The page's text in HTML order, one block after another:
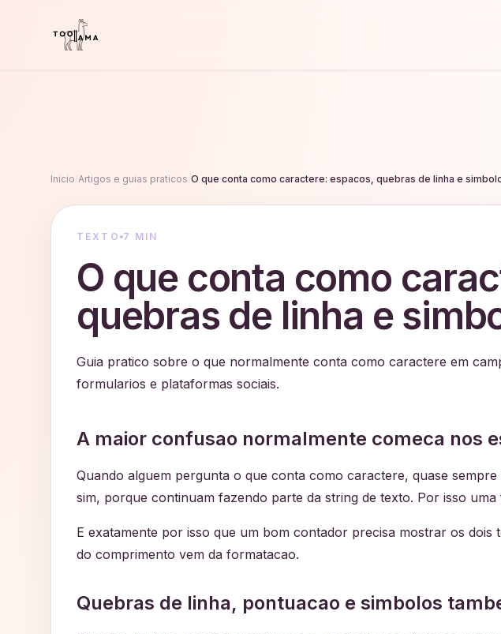
Inicio Artigos e guias praticos O que conta como caractere: espacos, quebras de linha e
TEXTO 7 MIN
O que conta como
quebras de linha e
Guia pratico sobre o que normalmente conta como caractere em
formularios e plataformas sociais.
A maior confusao normalmente comeca nos
Quando alguem pergunta o que conta como caractere, quase
sim, porque continuam fazendo parte da string de texto. Por isso
E exatamente por isso que um bom contador precisa mostrar os
do comprimento vem da formatacao.
Quebras de linha, pontuacao e simbolos